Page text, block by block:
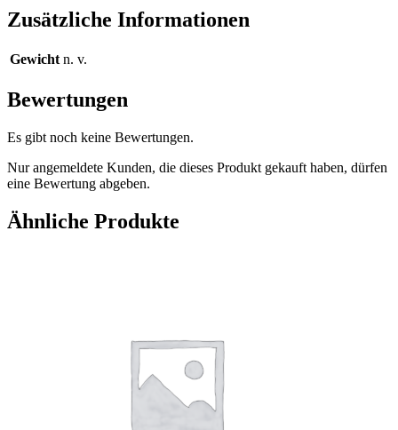
Zusätzliche Informationen
Gewicht n. v.
Bewertungen
Es gibt noch keine Bewertungen.
Nur angemeldete Kunden, die dieses Produkt gekauft haben, dürfen
eine Bewertung abgeben.
Ähnliche Produkte